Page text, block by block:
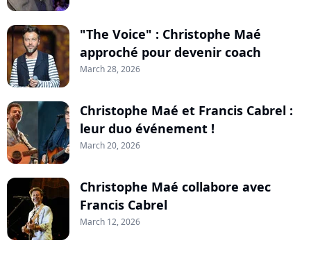
"The Voice" : Christophe Maé
approché pour devenir coach
March 28, 2026
Christophe Maé et Francis Cabrel :
leur duo événement !
March 20, 2026
Christophe Maé collabore avec
Francis Cabrel
March 12, 2026